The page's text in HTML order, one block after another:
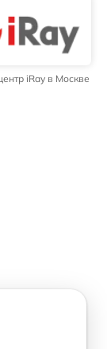
iRay в Москве